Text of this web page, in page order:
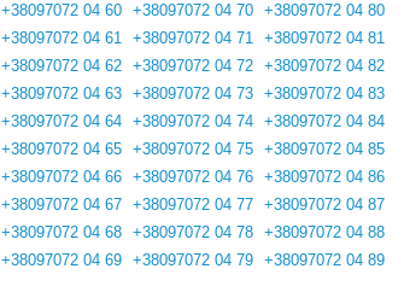
+38097072 04 60
+38097072 04 61
+38097072 04 62
+38097072 04 63
+38097072 04 64
+38097072 04 65
+38097072 04 66
+38097072 04 67
+38097072 04 68
+38097072 04 69
+38097072 04 70
+38097072 04 71
+38097072 04 72
+38097072 04 73
+38097072 04 74
+38097072 04 75
+38097072 04 76
+38097072 04 77
+38097072 04 78
+38097072 04 79
+38097072 04 80
+38097072 04 81
+38097072 04 82
+38097072 04 83
+38097072 04 84
+38097072 04 85
+38097072 04 86
+38097072 04 87
+38097072 04 88
+38097072 04 89